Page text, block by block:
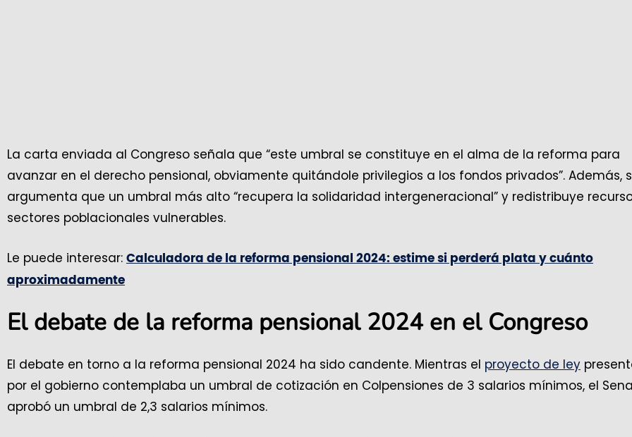
La carta enviada al Congreso señala que “este umbral se constituye en el alma de la reforma para
avanzar en el derecho pensional, obviamente quitándole privilegios a los fondos privados”. Además,
argumenta que un umbral más alto “recupera la solidaridad intergeneracional” y redistribuye
sectores poblacionales vulnerables.
Le puede interesar: Calculadora de la reforma pensional 2024: estime si perderá plata y cuánto
aproximadamente
El debate de la reforma pensional 2024 en el Congreso
El debate en torno a la reforma pensional 2024 ha sido candente. Mientras el proyecto de ley
por el gobierno contemplaba un umbral de cotización en Colpensiones de 3 salarios mínimos, el
aprobó un umbral de 2,3 salarios mínimos.